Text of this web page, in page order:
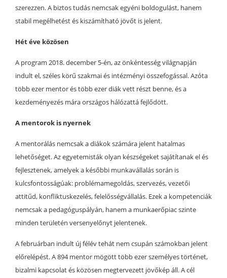
szerezzen. A biztos tudás nemcsak egyéni boldogulást, hanem
stabil megélhetést és kiszámítható jövőt is jelent.
Hét éve közösen
A program 2018. december 5-én, az önkéntesség világnapján
indult el, széles körű szakmai és intézményi összefogással. Azóta
több ezer mentor és több ezer diák vett részt benne, és a
kezdeményezés mára országos hálózattá fejlődött.
A mentorok is nyernek
A mentorálás nemcsak a diákok számára jelent hatalmas
lehetőséget. Az egyetemisták olyan készségeket sajátítanak el és
fejlesztenek, amelyek a későbbi munkavállalás során is
kulcsfontosságúak: problémamegoldás, szervezés, vezetői
attitűd, konfliktuskezelés, felelősségvállalás. Ezek a kompetenciák
nemcsak a pedagóguspályán, hanem a munkaerőpiac szinte
minden területén versenyelőnyt jelentenek.
A februárban indult új félév tehát nem csupán számokban jelent
előrelépést. A 894 mentor mögött több ezer személyes történet,
bizalmi kapcsolat és közösen megtervezett jövőkép áll. A cél